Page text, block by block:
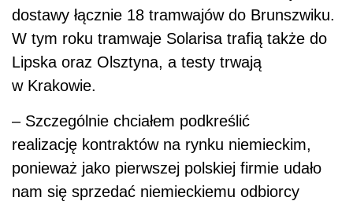
dostawy łącznie 18 tramwajów do Brunszwiku.
W tym roku tramwaje Solarisa trafią także do
Lipska oraz Olsztyna, a testy trwają
w Krakowie.
– Szczególnie chciałem podkreślić
realizację kontraktów na rynku niemieckim,
ponieważ jako pierwszej polskiej firmie udało
nam się sprzedać niemieckiemu odbiorcy